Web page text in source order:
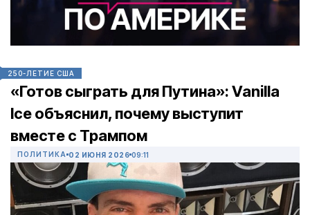
250-ЛЕТИЕ США
«Готов сыграть для Путина»: Vanilla
Ice объяснил, почему выступит
вместе с Трампом
ПОЛИТИКА 02 ИЮНЯ 2026 09:11